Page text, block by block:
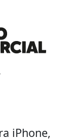
iPhone,